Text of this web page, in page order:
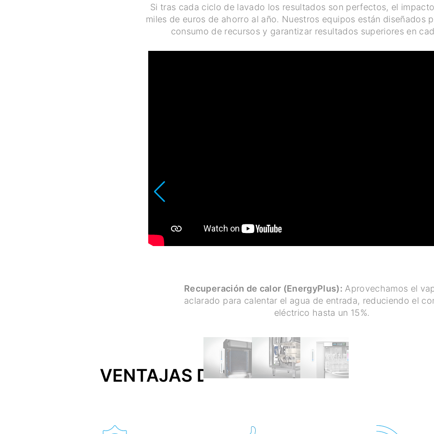
Si tras cada ciclo de lavado los resultados son perfectos, el
miles de euros de ahorro al año. Nuestros equipos están diseñados
consumo de recursos y garantizar resultados superiores en
Recuperación de calor (EnergyPlus): Aprovechamos el
aclarado para calentar el agua de entrada, reduciendo el
eléctrico hasta un 15%.
VENTAJAS DE ESTANDARIZAR TU